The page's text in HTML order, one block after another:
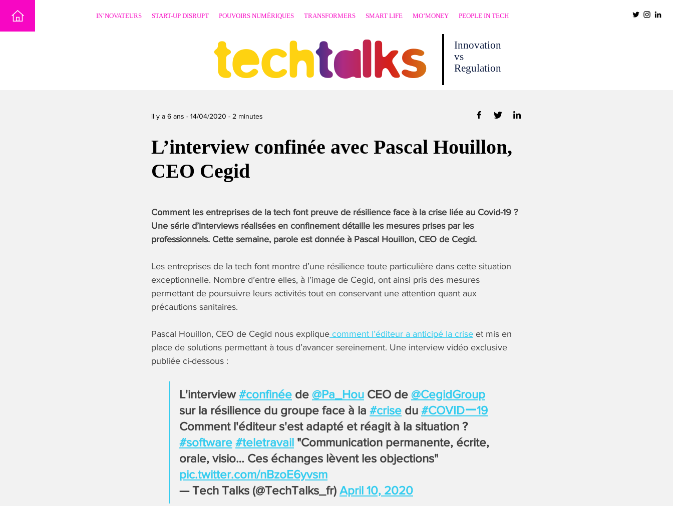
IN’NOVATEURS START-UP DISRUPT POUVOIRS NUMÉRIQUES TRANSFORMERS SMART LIFE MO’MONEY PEOPLE IN TECH
techtalks
Innovation
vs
Regulation
il y a 6 ans - 14/04/2020 - 2 minutes
L’interview confinée avec Pascal Houillon,
CEO Cegid
Comment les entreprises de la tech font preuve de résilience face à la crise liée au Covid-19 ?
Une série d’interviews réalisées en confinement détaille les mesures prises par les
professionnels. Cette semaine, parole est donnée à Pascal Houillon, CEO de Cegid.
Les entreprises de la tech font montre d’une résilience toute particulière dans cette situation
exceptionnelle. Nombre d’entre elles, à l’image de Cegid, ont ainsi pris des mesures
permettant de poursuivre leurs activités tout en conservant une attention quant aux
précautions sanitaires.
Pascal Houillon, CEO de Cegid nous explique comment l’éditeur a anticipé la crise et mis en
place de solutions permettant à tous d’avancer sereinement. Une interview vidéo exclusive
publiée ci-dessous :
L'interview#confinée de @Pa_Hou CEO de @CegidGroup
sur la résilience du groupe face à la #crise du #COVIDー19
Comment l'éditeur s'est adapté et réagit à la situation ?
#software #teletravail "Communication permanente, écrite,
orale, visio… Ces échanges lèvent les objections"
pic.twitter.com/nBzoE6yvsm
— Tech Talks (@TechTalks_fr) April 10, 2020